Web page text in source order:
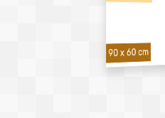
90 x 60 cm